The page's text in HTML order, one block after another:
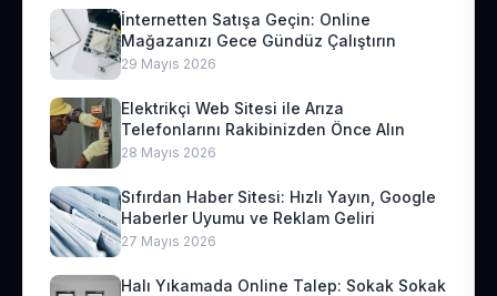
İnternetten Satışa Geçin: Online
Mağazanızı Gece Gündüz Çalıştırın
29 Mayıs 2026
Elektrikçi Web Sitesi ile Arıza
Telefonlarını Rakibinizden Önce Alın
28 Mayıs 2026
Sıfırdan Haber Sitesi: Hızlı Yayın, Google
Haberler Uyumu ve Reklam Geliri
27 Mayıs 2026
Halı Yıkamada Online Talep: Sokak Sokak